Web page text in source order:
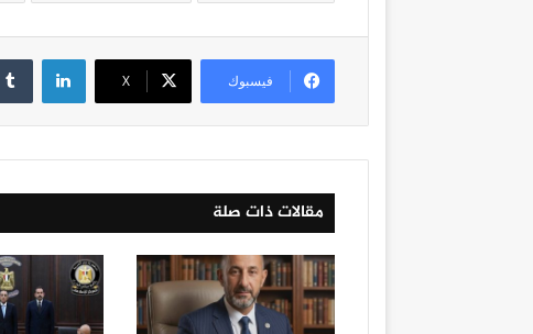
فيسبوك ‫X
لينكدإن
مقالات ذات صلة